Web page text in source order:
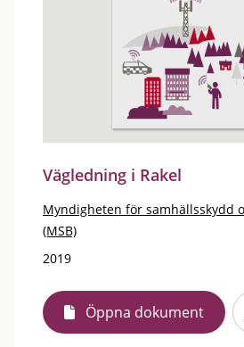
Vägledning i Rakel
Myndigheten för samhällsskydd
(MSB)
2019
Öppna dokument